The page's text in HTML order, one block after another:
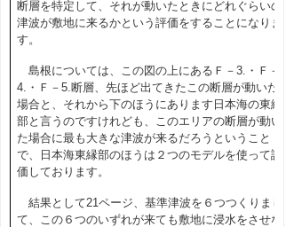
断層を特定して、それが動いたときにどれぐらいの
津波が敷地に来るかという評価をすることになりま
す。
島根については、この図の上にあるＦ－3.・Ｆ－
4.・Ｆ－5.断層、先ほど出てきたこの断層が動いた
場合と、それから下のほうにあります日本海の東縁
部と言うのですけれども、このエリアの断層が動い
た場合に最も大きな津波が来るだろうということ
で、日本海東縁部のほうは２つのモデルを使って評
価しております。
結果として21ページ、基準津波を６つつくりまし
て、この６つのいずれが来ても敷地に浸水をさせな